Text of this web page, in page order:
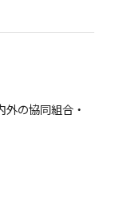
の協同組合・